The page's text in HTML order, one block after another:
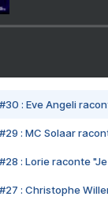
#30 : Eve Angeli
#29 : MC Solaar
#28 : Lorie raconte
#27 : Christophe